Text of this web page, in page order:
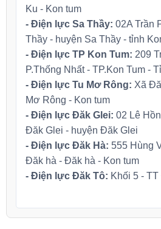
Ku - Kon tum
- Điện lực Sa Thầy: 02A Trần
Thầy - huyện Sa Thầy - tỉnh
- Điện lực TP Kon Tum: 209
P.Thống Nhất - TP.Kon Tum -
- Điện lực Tu Mơ Rông: Xã
Mơ Rông - Kon tum
- Điện lực Đăk Glei: 02 Lê
Đăk Glei - huyện Đăk Glei
- Điện lực Đăk Hà: 555 Hùng
Đăk hà - Đăk hà - Kon tum
- Điện lực Đăk Tô: Khối 5 -